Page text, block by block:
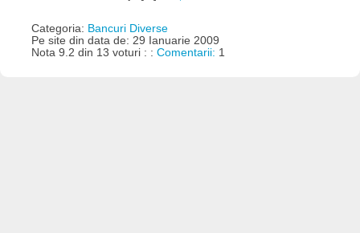
Categoria: Bancuri Diverse
Pe site din data de: 29 Ianuarie 2009
Nota 9.2 din 13 voturi : : Comentarii: 1